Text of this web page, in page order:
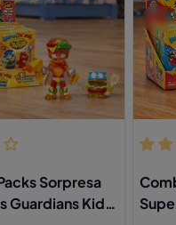
Sorpresa
Guardians Kid